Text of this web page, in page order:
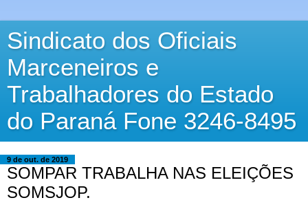
Sindicato dos Oficiais
Marceneiros e
Trabalhadores do Estado
do Paraná Fone 3246-8495
9 de out. de 2019
SOMPAR TRABALHA NAS ELEIÇÕES
SOMSJOP.